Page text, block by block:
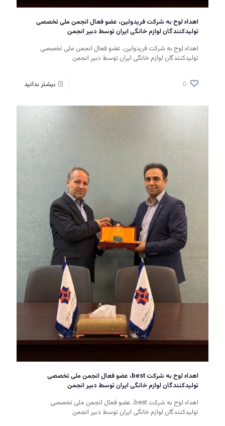
اهداء لوح به شرکت فریدولین، عضو فعال انجمن ملی تخصصی
تولیدکنندگان لوازم خانگی ایران توسط دبیر انجمن
اهداء لوح به شرکت فریدولین، عضو فعال انجمن ملی تخصصی
تولیدکنندگان لوازم خانگی ایران توسط دبیر انجمن
0 بیشتر بدانید
اهداء لوح به شرکت best، عضو فعال انجمن ملی تخصصی
تولیدکنندگان لوازم خانگی ایران توسط دبیر انجمن
اهداء لوح به شرکت best، عضو فعال انجمن ملی تخصصی
تولیدکنندگان لوازم خانگی ایران توسط دبیر انجمن